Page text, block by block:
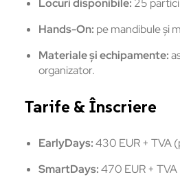
Locuri disponibile: 25
Hands-On: pe mandibule și
Materiale și echipamente:
organizator.
Tarife & Înscriere
EarlyDays:430 EUR + TVA
SmartDays:470 EUR + TVA